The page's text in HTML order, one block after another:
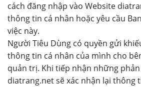
cách đăng nhập vào Website
thông tin cá nhân hoặc yêu cầu
việc này.
Người Tiêu Dùng có quyền gửi
thông tin cá nhân của mình cho
quản trị. Khi tiếp nhận những
diatrang.net sẽ xác nhận lại thông